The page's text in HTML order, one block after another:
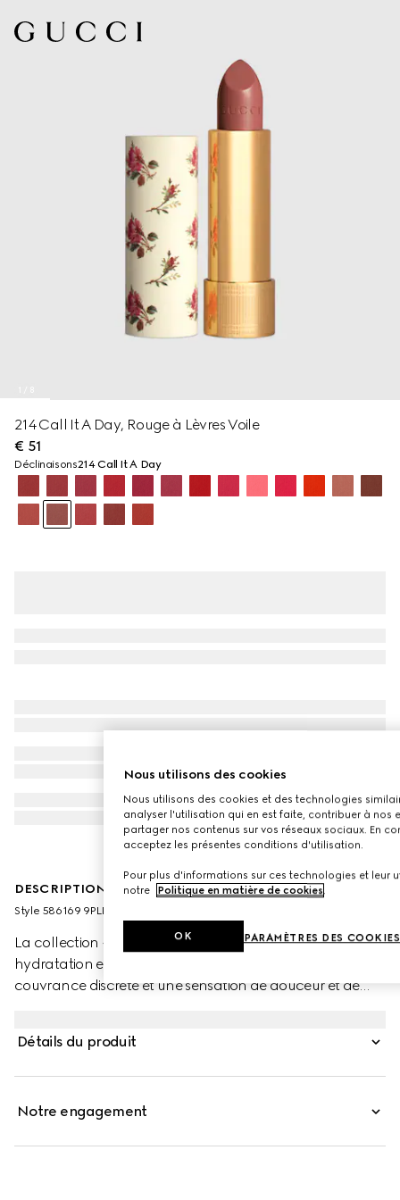
8
214 Call It A Day, Rouge à Lèvres Voile
€ 51
Déclinaisons214 Call It A Day
DESCRIPTION PRODUIT
Style ‎586169 9PLP8 9214
La collection « Rouge à Lèvres Voile » associe idéalement
hydratation et brillance. Ces rouges à lèvres offrent une
couvrance discrète et une sensation de douceur et de
inspirés des légendes de l’âge d’or d’Hollywood pour
liberté d’esprit caractéristiques des collections de la
Détails du produit
Notre engagement
Nous utilisons des cookies
Nous utilisons des cookies et des technologies
analyser l'utilisation qui en est faite, contribuer à nos
partager nos contenus sur vos réseaux sociaux. En
acceptez les présentes conditions d'utilisation.
Pour plus d'informations sur ces technologies et leur
notre
Politique en matière de cookies.
PARAMÈTRES DES COOKIES
OK